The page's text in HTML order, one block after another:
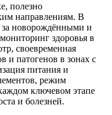
полезно
направлениям. В
новорождёнными и
здоровья в
своевременная
и патогенов в зонах с
питания и
режим
ключевом этапе
и болезней.